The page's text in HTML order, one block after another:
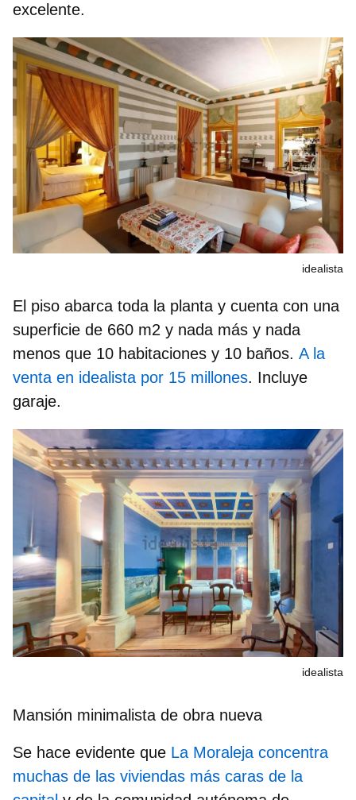
excelente.
idealista
El piso abarca toda la planta y cuenta con una
superficie de 660 m2 y nada más y nada
menos que 10 habitaciones y 10 baños. A la
venta en idealista por 15 millones. Incluye
garaje.
idealista
Mansión minimalista de obra nueva
Se hace evidente que La Moraleja concentra
muchas de las viviendas más caras de la